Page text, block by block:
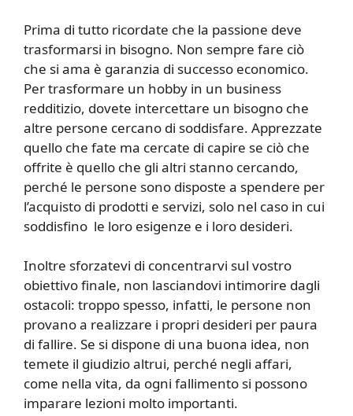
Prima di tutto ricordate che la passione deve
trasformarsi in bisogno. Non sempre fare ciò
che si ama è garanzia di successo economico.
Per trasformare un hobby in un business
redditizio, dovete intercettare un bisogno che
altre persone cercano di soddisfare. Apprezzate
quello che fate ma cercate di capire se ciò che
offrite è quello che gli altri stanno cercando,
perché le persone sono disposte a spendere per
l’acquisto di prodotti e servizi, solo nel caso in cui
soddisfino le loro esigenze e i loro desideri.
Inoltre sforzatevi di concentrarvi sul vostro
obiettivo finale, non lasciandovi intimorire dagli
ostacoli: troppo spesso, infatti, le persone non
provano a realizzare i propri desideri per paura
di fallire. Se si dispone di una buona idea, non
temete il giudizio altrui, perché negli affari,
come nella vita, da ogni fallimento si possono
imparare lezioni molto importanti.